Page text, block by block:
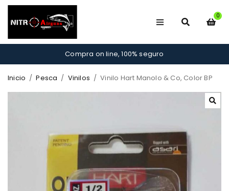
0
Compra on line, 100% seguro
Inicio / Pesca / Vinilos / Vinilo Hart Manolo & Co, Color BP